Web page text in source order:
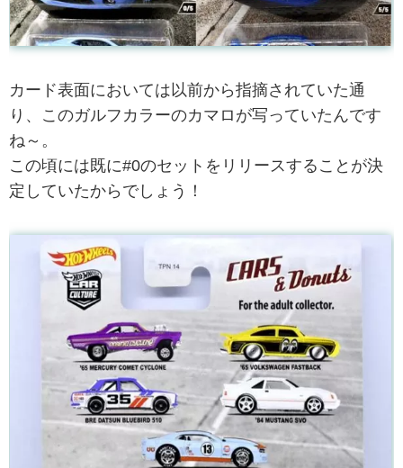
カード表面においては以前から指摘されていた通
り、このガルフカラーのカマロが写っていたんです
ね～。
この頃には既に#0のセットをリリースすることが決
定していたからでしょう！